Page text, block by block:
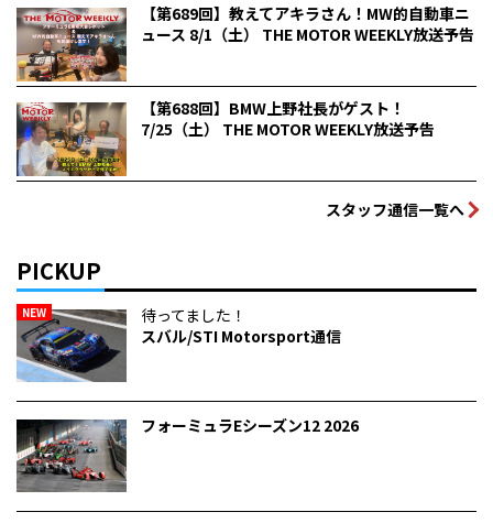
【第689回】教えてアキラさん！MW的自動車ニ
ュース 8/1（土） THE MOTOR WEEKLY放送予告
【第688回】BMW上野社長がゲスト！
7/25（土） THE MOTOR WEEKLY放送予告
スタッフ通信一覧へ
PICKUP
NEW
待ってました！
スバル/STI Motorsport通信
フォーミュラEシーズン12 2026